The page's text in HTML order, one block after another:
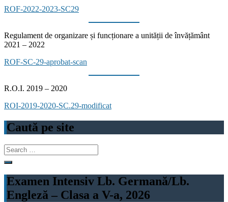
ROF-2022-2023-SC29
Regulament de organizare și funcționare a unității de învățământ
2021 – 2022
ROF-SC-29-aprobat-scan
R.O.I. 2019 – 2020
ROI-2019-2020-SC.29-modificat
Caută pe site
Search
for:
Examen Intensiv Lb. Germană/Lb.
Engleză – Clasa a V-a, 2026